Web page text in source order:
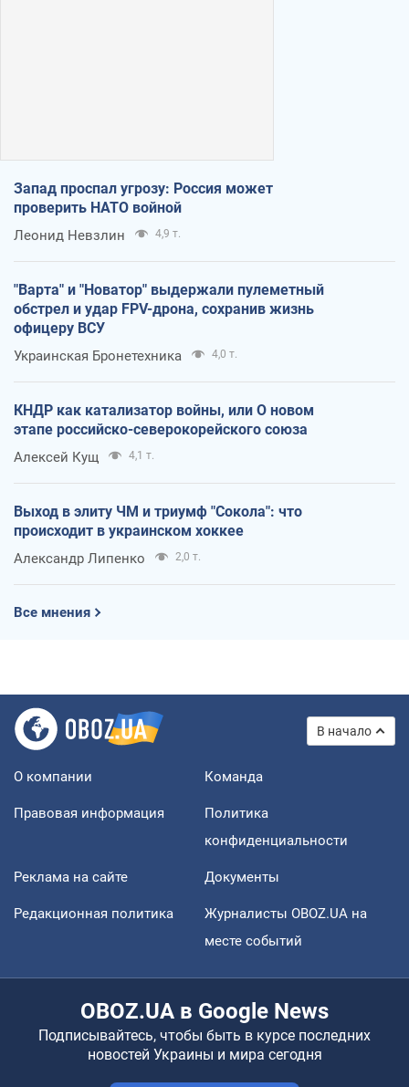
Запад проспал угрозу: Россия может
проверить НАТО войной
Леонид Невзлин 4,9 т.
"Варта" и "Новатор" выдержали пулеметный
обстрел и удар FPV-дрона, сохранив жизнь
офицеру ВСУ
Украинская Бронетехника 4,0 т.
КНДР как катализатор войны, или О новом
этапе российско-северокорейского союза
Алексей Кущ 4,1 т.
Выход в элиту ЧМ и триумф "Сокола": что
происходит в украинском хоккее
Александр Липенко 2,0 т.
Все мнения
В начало
О компании Команда
Правовая информация
Политика
конфиденциальности
Реклама на сайте Документы
Редакционная политика
Журналисты OBOZ.UA на
месте событий
OBOZ.UA в Google News
Подписывайтесь, чтобы быть в курсе последних
новостей Украины и мира сегодня